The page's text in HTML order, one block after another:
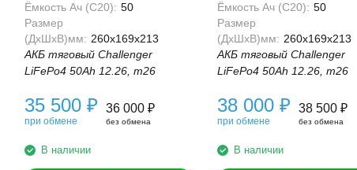
Ёмкость Ач (С20): 50
Размер
(ДхШхВ)мм: 260x169x213
АКБ тяговый Challenger
LiFePo4 50Ah 12.26, m26
35 500 ₽
при обмене
36 000 ₽
без обмена
В наличии
Ёмкость Ач (С20): 50
Размер
(ДхШхВ)мм: 260x169x213
АКБ тяговый Challenger
LiFePo4 50Ah 12.26, m26
38 000 ₽
при обмене
38 500 ₽
без обмена
В наличии